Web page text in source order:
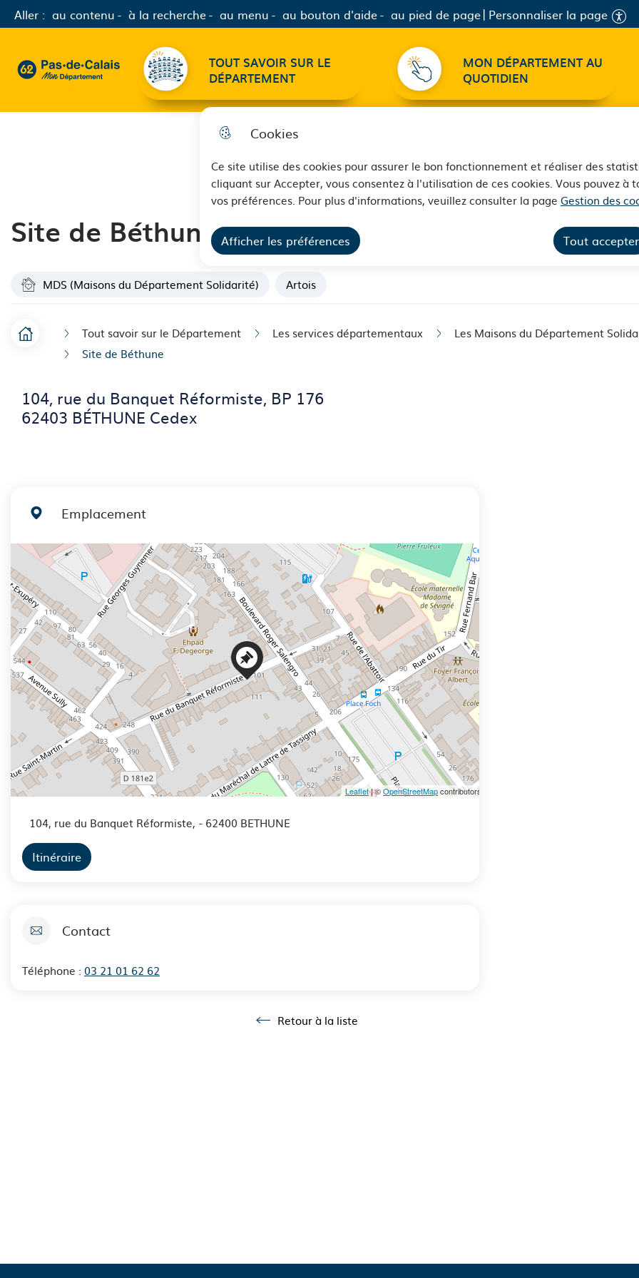
Cookies
Ce site utilise des cookies pour assurer le bon fonctionnement et réaliser des
cliquant sur Accepter, vous consentez à l'utilisation de ces cookies. Vous pouvez à
vos préférences. Pour plus d'informations, veuillez consulter la page Gestion des
Afficher les préférences Tout accepter
Aller : au contenu à la recherche au menu au bouton d'aide au pied de page Personnaliser la page
62 - Pas-de-Calais Mon Département - Retour à l'accueil
Menu principal
TOUT SAVOIR SUR LE
DÉPARTEMENT
MON DÉPARTEMENT AU
QUOTIDIEN
Site de Béthune
MDS (Maisons du Département Solidarité) Artois
F
d
i
a
n
e
Accueil Tout savoir sur le Département Les services départementaux
Les Maisons du Département
Site de Béthune
104, rue du Banquet Réformiste, BP 176
62403 BÉTHUNE Cedex
Emplacement
−
Leaflet| ©OpenStreetMapcontributors
104, rue du Banquet Réformiste, - 62400 BETHUNE
Itinéraire
Contact
Téléphone : 03 21 01 62 62
Retour à la liste
Retour à la liste